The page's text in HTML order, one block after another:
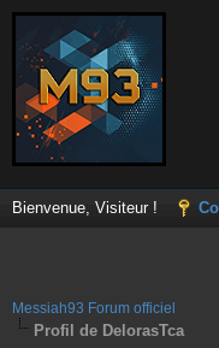
Bienvenue, Visiteur !
Messiah93 Forum officiel
Profil de DelorasTca